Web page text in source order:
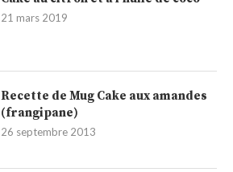
21 mars 2019
Recette de Mug Cake aux amandes
(frangipane)
26 septembre 2013